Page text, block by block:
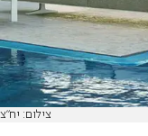
צילום: יח"צ